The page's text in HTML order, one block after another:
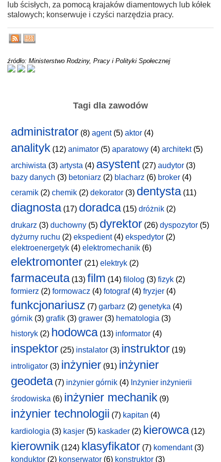
lub ścisłych, za pomocą krajaków diamentowych lub kółek
stalowych; konserwuje i czyści narzędzia pracy.
źródło: Ministerstwo Rodziny, Pracy i Polityki Społecznej
Tagi dla zawodów
administrator (8) agent(5) aktor (4)
analityk (12) animator (5) aparatowy (4) architekt(5)
archiwista (3) artysta (4) asystent (27) audytor (3)
bazy danych (3) betoniarz (2) blacharz (6) broker (4)
ceramik (2) chemik (2) dekorator (3) dentysta(11)
diagnosta(17) doradca(15) dróżnik (2)
drukarz (3) duchowny (5) dyrektor (26) dyspozytor (5)
dyżurny ruchu (2) ekspedient(4) ekspedytor (2)
elektroenergetyk (4) elektromechanik (6)
elektromonter (21) elektryk (2)
farmaceuta(13) film (14) filolog (3) fizyk (2)
formierz (2) formowacz (4) fotograf(4) fryzjer (4)
funkcjonariusz (7) garbarz (2) genetyka (4)
górnik (3) grafik (3) grawer (3) hematologia (3)
historyk (2) hodowca(13) informator (4)
inspektor (25) instalator (3) instruktor (19)
introligator (3) inżynier (91) inżynier
geodeta(7) inżynier górnik (4) Inżynier inżynierii
środowiska (6) inżynier mechanik (9)
inżynier technologii (7) kapitan (4)
kardiologia (3) kasjer (5) kaskader (2) kierowca(12)
kierownik (124) klasyfikator (7) komendant(3)
konduktor (2) konserwator (6) konstruktor (3)